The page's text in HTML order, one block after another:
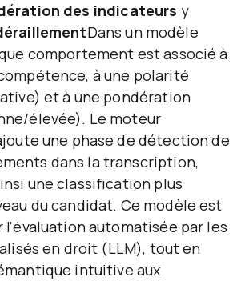
des indicateurs y
Dans un modèle
comportement est associé à
à une polarité
et à une pondération
élevée). Le moteur
une phase de détection de
dans la transcription,
une classification plus
du candidat. Ce modèle est
l'évaluation automatisée par les
en droit (LLM), tout en
intuitive aux